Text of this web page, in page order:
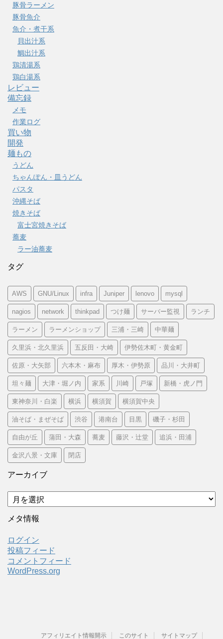
豚骨ラーメン
豚骨魚介
魚介・煮干系
貝出汁系
鯛出汁系
鶏清湯系
鶏白湯系
レビュー
備忘録
メモ
作業ログ
買い物
開発
麺もの
うどん
ちゃんぽん・皿うどん
パスタ
沖縄そば
焼きそば
富士宮焼きそば
蕎麦
ラー油蕎麦
タグ
AWS GNU/Linux infra Juniper lenovo mysql
nagios network thinkpad つけ麺 サーバー監視 ランチ
ラーメン ラーメンショップ 三浦・三崎 中華麺
久里浜・北久里浜 五反田・大崎 伊勢佐木町・黄金町
佐原・大矢部 六本木・麻布 厚木・伊勢原 品川・大井町
坦々麺 大津・堀ノ内 家系 川崎 戸塚 新橋・虎ノ門
東神奈川・白楽 横浜 横須賀 横須賀中央
油そば・まぜそば 渋谷 港南台 目黒 磯子・杉田
自由が丘 蒲田・大森 蕎麦 藤沢・辻堂 追浜・田浦
金沢八景・文庫 閉店
アーカイブ
ア
ー
カ
ブ
メタ情報
ログイン
投稿フィード
コメントフィード
WordPress.org
アフィリエイト情報開示 このサイト サイトマップ